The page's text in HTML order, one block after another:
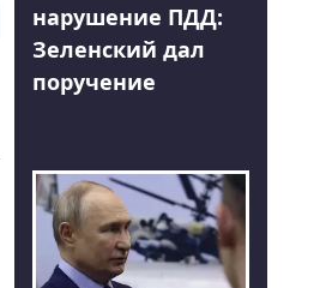
нарушение ПДД:
Зеленский дал
поручение